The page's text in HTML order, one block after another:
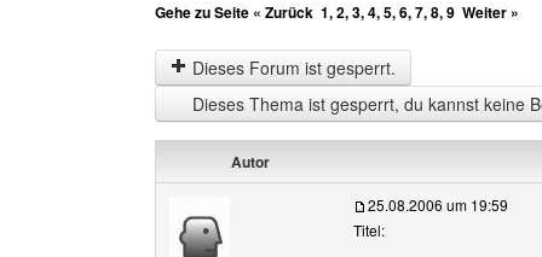
Gehe zu Seite « Zurück 1,2,3,4,5,6,7,8,9 Weiter »
Dieses Forum ist gesperrt.
Dieses Thema ist gesperrt, du kannst keine
Autor
25.08.2006 um 19:59
Titel: